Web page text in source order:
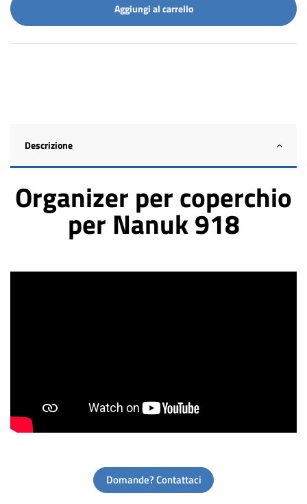
Aggiungi al carrello
Descrizione
Organizer per coperchio
per Nanuk 918
Domande? Contattaci